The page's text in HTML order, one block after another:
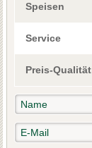
Speisen
Service
Preis-Qualität